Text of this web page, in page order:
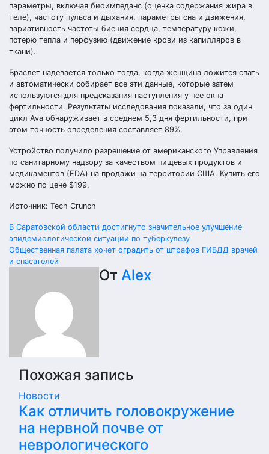
параметры, включая биоимпеданс (оценка содержания жира в
теле), частоту пульса и дыхания, параметры сна и движения,
вариативность частоты биения сердца, температуру кожи,
потерю тепла и перфузию (движение крови из капилляров в
ткани).
Браслет надевается только тогда, когда женщина ложится спать
и автоматически собирает все эти данные, которые затем
используются для предсказания наступления у нее окна
фертильности. Результаты исследования показали, что за один
цикл Ava обнаруживает в среднем 5,3 дня фертильности, при
этом точность определения составляет 89%.
Устройство получило разрешение от американского Управления
по санитарному надзору за качеством пищевых продуктов и
медикаментов (FDA) на продажи на территории США. Купить его
можно по цене $199.
Источник: Tech Crunch
Навигация
по
В Саратовской области достигнуто значительное улучшение
эпидемиологической ситуации по туберкулезу
Общественная палата хочет оградить от штрафов ГИБДД врачей
и спасателей
От Alex
Похожая запись
Новости
Как отличить головокружение
на нервной почве от
неврологического